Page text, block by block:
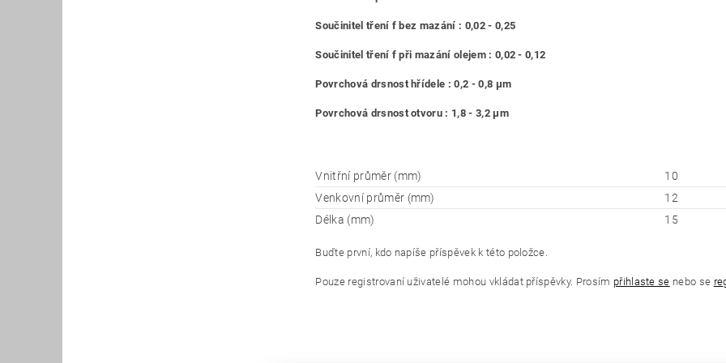
Součinitel tření f bez mazání : 0,02 - 0,25
Součinitel tření f při mazání olejem : 0,02 - 0,12
Povrchová drsnost hřídele : 0,2 - 0,8 μm
Povrchová drsnost otvoru : 1,8 - 3,2 μm
Vnitřní průměr (mm)
10
Venkovní průměr (mm)
12
Délka (mm)
15
Buďte první, kdo napíše příspěvek k této položce.
Pouze registrovaní uživatelé mohou vkládat příspěvky. Prosím přihlaste se nebo se